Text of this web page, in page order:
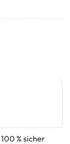
100 % sicher